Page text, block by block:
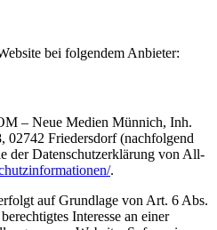
bei folgendem Anbieter:
– Neue Medien Münnich, Inh.
02742 Friedersdorf (nachfolgend
der Datenschutzerklärung von All-
.
auf Grundlage von Art. 6 Abs.
Interesse an einer